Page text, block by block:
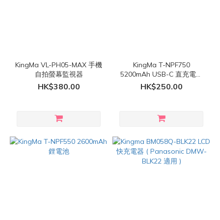
KingMa VL-PH05-MAX 手機
自拍螢幕監視器
HK$380.00
KingMa T-NPF750
5200mAh USB-C 直充電池
鋰電池
HK$250.00